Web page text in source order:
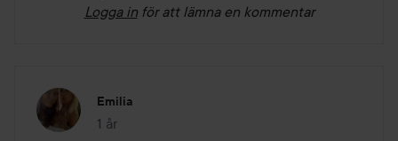
Logga in för att lämna en kommentar
Emilia
1 år
Inlägget skapades 1 år